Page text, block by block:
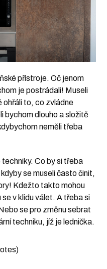
přístroje. Oč jenom
je postrádali! Museli
ohřáli to, co zvládne
bychom dlouho a složitě
neměli třeba
Co by si třeba
se museli často činit,
Kdežto takto mohou
v klidu válet. A třeba si
se pro změnu sebrat
techniku, jíž je lednička.